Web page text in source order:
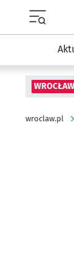
WROCŁAW
wroclaw.pl